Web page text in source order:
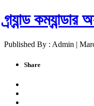
গ্র্যান্ড
Published By : Admin |
Share